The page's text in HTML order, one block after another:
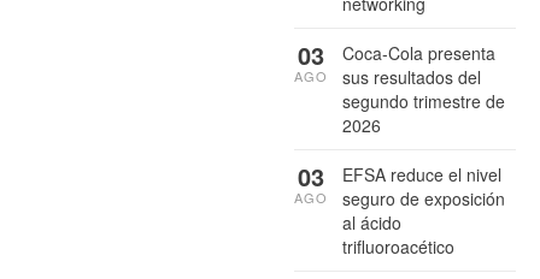
Coca-Cola presenta
sus resultados del
segundo trimestre de
2026
03
AGO
EFSA reduce el nivel
seguro de exposición
al ácido
trifluoroacético
03
AGO